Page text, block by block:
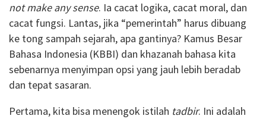
not make any sense. Ia cacat logika, cacat moral, dan
cacat fungsi. Lantas, jika “pemerintah” harus dibuang
ke tong sampah sejarah, apa gantinya? Kamus Besar
Bahasa Indonesia (KBBI) dan khazanah bahasa kita
sebenarnya menyimpan opsi yang jauh lebih beradab
dan tepat sasaran.
Pertama, kita bisa menengok istilah tadbir. Ini adalah